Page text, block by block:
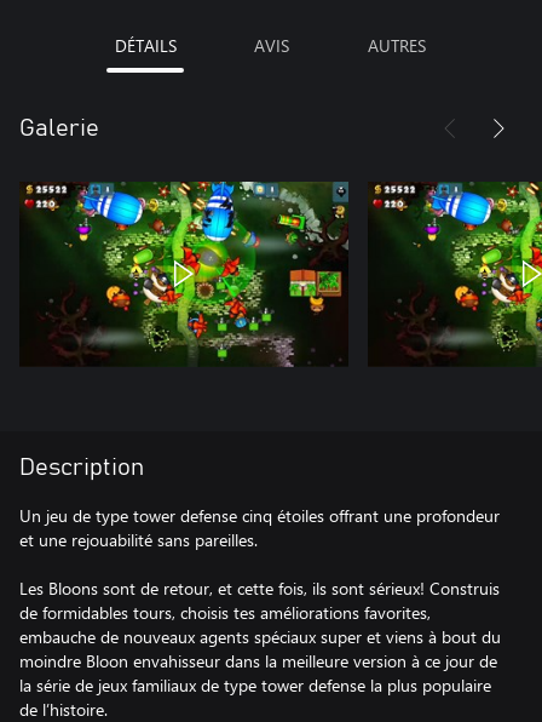
DÉTAILS AVIS AUTRES
Galerie
Description
Un jeu de type tower defense cinq étoiles offrant une profondeur
et une rejouabilité sans pareilles.
Les Bloons sont de retour, et cette fois, ils sont sérieux! Construis
de formidables tours, choisis tes améliorations favorites,
embauche de nouveaux agents spéciaux super et viens à bout du
moindre Bloon envahisseur dans la meilleure version à ce jour de
la série de jeux familiaux de type tower defense la plus populaire
de l’histoire.